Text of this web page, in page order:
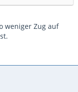
weniger Zug auf